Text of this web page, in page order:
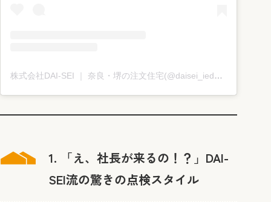
株式会社DAI-SEI ｜ 奈良・堺の注文住宅(@daisei_iedukuri)がシェアした投稿
1. 「え、社長が来るの！？」DAI-
SEI流の驚きの点検スタイル